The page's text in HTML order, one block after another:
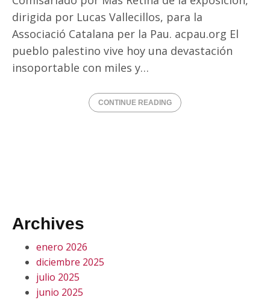
dirigida por Lucas Vallecillos, para la
Associació Catalana per la Pau. acpau.org El
pueblo palestino vive hoy una devastación
insoportable con miles y…
CONTINUE READING
Archives
enero 2026
diciembre 2025
julio 2025
junio 2025